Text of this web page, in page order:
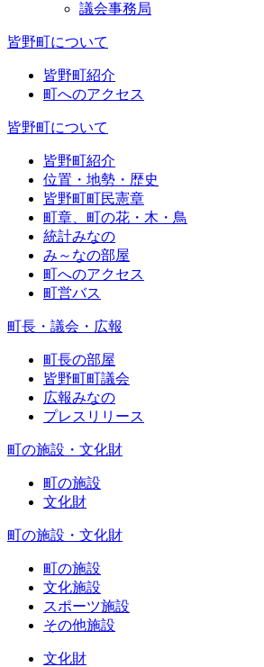
議会事務局
皆野町について
皆野町紹介
町へのアクセス
皆野町について
皆野町紹介
位置・地勢・歴史
皆野町町民憲章
町章、町の花・木・鳥
統計みなの
み～なの部屋
町へのアクセス
町営バス
町長・議会・広報
町長の部屋
皆野町町議会
広報みなの
プレスリリース
町の施設・文化財
町の施設
文化財
町の施設・文化財
町の施設
文化施設
スポーツ施設
その他施設
文化財